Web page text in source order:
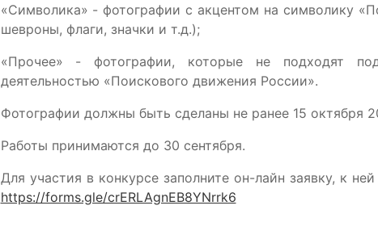
«Символика» - фотографии с акцентом на символику
шевроны, флаги, значки и т.д.);
«Прочее» - фотографии, которые не подходят
деятельностью «Поискового движения России».
Фотографии должны быть сделаны не ранее 15 октября
Работы принимаются до 30 сентября.
Для участия в конкурсе заполните он-лайн заявку, к
https://forms.gle/crERLAgnEB8YNrrk6